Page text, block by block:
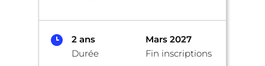
2 ans
Durée
Mars 2027
Fin inscriptions